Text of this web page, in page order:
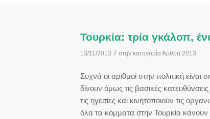
Τουρκία: τρία γκάλοπ,
13/11/2013 / στην κατηγορίαΆρθρα 2013
Συχνά οι αριθμοί στην πολιτική είναι
δίνουν όμως τις βασικές
τις ηγεσίες και κινητοποιούν τις
όλα τα κόμματα στην Τουρκία κάνουν